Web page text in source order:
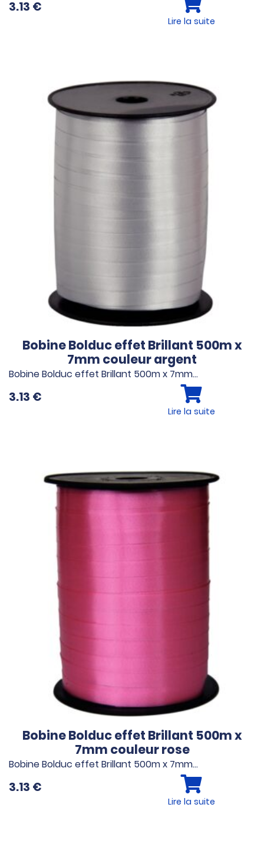
3.13 €
Lire la suite
Bobine Bolduc effet Brillant 500m x
7mm couleur argent
Bobine Bolduc effet Brillant 500m x 7mm…
3.13 €
Lire la suite
Bobine Bolduc effet Brillant 500m x
7mm couleur rose
Bobine Bolduc effet Brillant 500m x 7mm…
3.13 €
Lire la suite